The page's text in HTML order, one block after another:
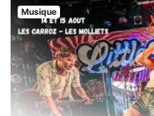
Musique